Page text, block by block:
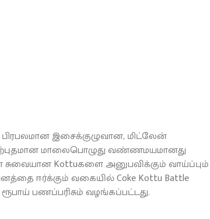
இசைக்குழுவான, மிட்லேன்
மாலைபொழுது வண்ணமயமானது
Kottuகளை அனுபவிக்கும் வாய்ப்பும்
ஈர்க்கும் வகையில் Coke Kottu Battle
பணப்பரிசும் வழங்கப்பட்டது.